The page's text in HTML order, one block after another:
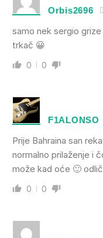
Orbis2696
samo nek sergio
trkač 😀
0 0
F1ALONSO
Prije Bahraina san
normalno prilaženje i
može kad oće 🙂
0 0